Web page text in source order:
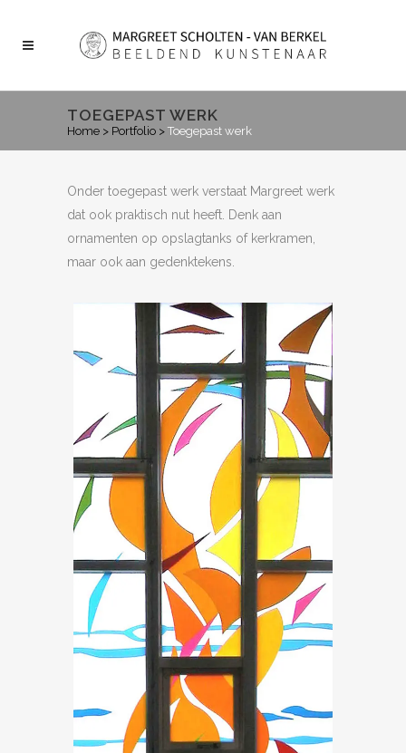
TOEGEPAST WERK
Home > Portfolio > Toegepast werk
Onder toegepast werk verstaat Margreet werk
dat ook praktisch nut heeft. Denk aan
ornamenten op opslagtanks of kerkramen,
maar ook aan gedenktekens.